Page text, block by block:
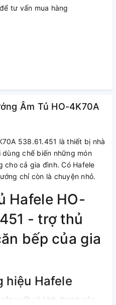
tư vấn mua hàng
Âm Tủ HO-4K70A
538.61.451 là thiết bị nhà
chế biến những món
cho cả gia đình. Có Hafele
chỉ còn là chuyện nhỏ.
Hafele HO-
- trợ thủ
bếp của gia
hiệu Hafele
xuất và kinh doanh các